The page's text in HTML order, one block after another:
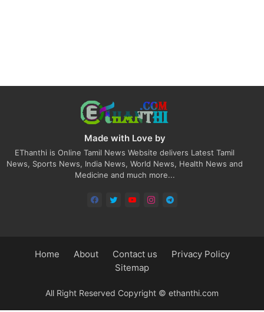
Made with Love by
EThanthi is Online Tamil News Website delivers Latest Tamil
News, Sports News, India News, World News, Health News and
Medicine and much more...
All Right Reserved Copyright © ethanthi.com
Home About Contact us
Privacy Policy
Sitemap